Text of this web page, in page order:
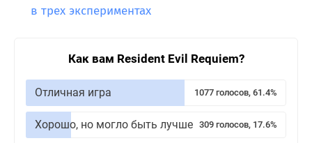
в трех экспериментах
Как вам Resident Evil Requiem?
Отличная игра 1077 голосов, 61.4%
Хорошо, но могло быть лучше 309 голосов, 17.6%